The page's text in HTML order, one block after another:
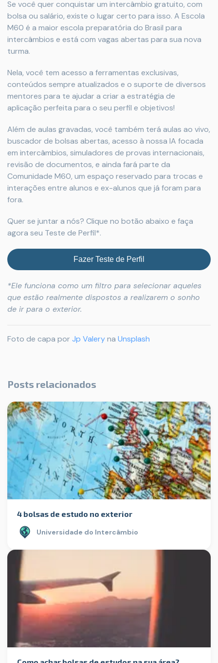
Se você quer conquistar um intercâmbio gratuito, com
bolsa ou salário, existe o lugar certo para isso. A Escola
M60 é a maior escola preparatória do Brasil para
intercâmbios e está com vagas abertas para sua nova
turma.
Nela, você tem acesso a ferramentas exclusivas,
conteúdos sempre atualizados e o suporte de diversos
mentores para te ajudar a criar a estratégia de
aplicação perfeita para o seu perfil e objetivos!
Além de aulas gravadas, você também terá aulas ao vivo,
buscador de bolsas abertas, acesso à nossa IA focada
em intercâmbios, simuladores de provas internacionais,
revisão de documentos, e ainda fará parte da
Comunidade M60, um espaço reservado para trocas e
interações entre alunos e ex-alunos que já foram para
fora.
Quer se juntar a nós? Clique no botão abaixo e faça
agora seu Teste de Perfil*.
Fazer Teste de Perfil
*Ele funciona como um filtro para selecionar aqueles
que estão realmente dispostos a realizarem o sonho
de ir para o exterior.
Foto de capa por Jp Valeryna Unsplash
Posts relacionados
4 bolsas de estudo no exterior
Universidade do Intercâmbio